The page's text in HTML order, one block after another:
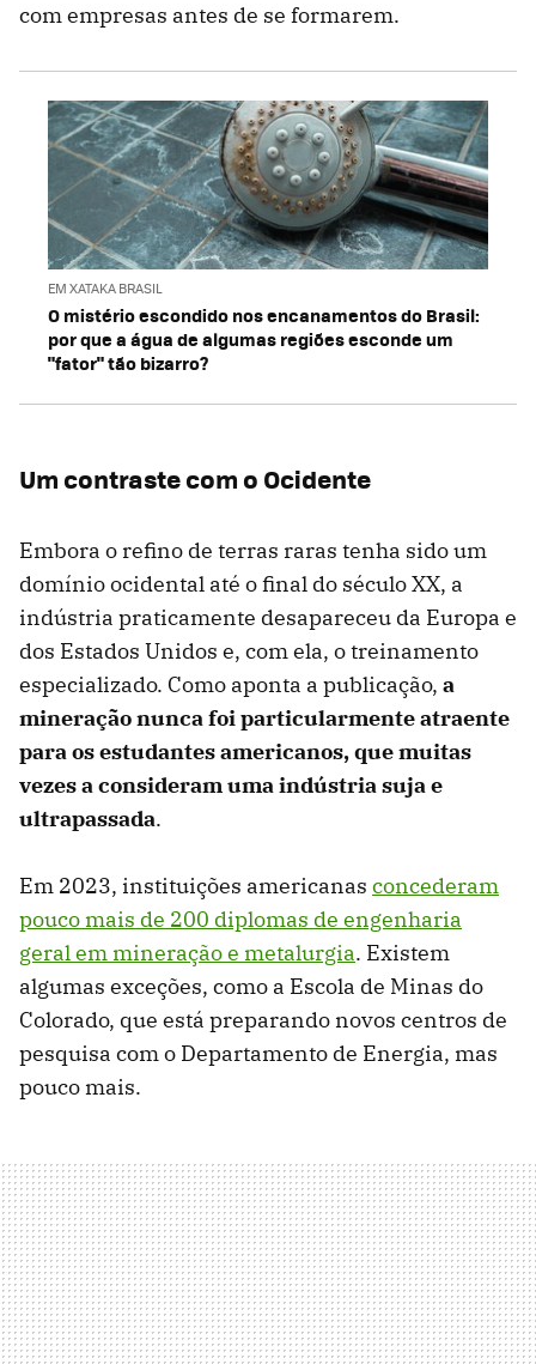
com empresas antes de se formarem.
EM XATAKA BRASIL
O mistério escondido nos encanamentos do Brasil:
por que a água de algumas regiões esconde um
"fator" tão bizarro?
Um contraste com o Ocidente
Embora o refino de terras raras tenha sido um
domínio ocidental até o final do século XX, a
indústria praticamente desapareceu da Europa e
dos Estados Unidos e, com ela, o treinamento
especializado. Como aponta a publicação, a
mineração nunca foi particularmente atraente
para os estudantes americanos, que muitas
vezes a consideram uma indústria suja e
ultrapassada.
Em 2023, instituições americanas concederam
pouco mais de 200 diplomas de engenharia
geral em mineração e metalurgia. Existem
algumas exceções, como a Escola de Minas do
Colorado, que está preparando novos centros de
pesquisa com o Departamento de Energia, mas
pouco mais.